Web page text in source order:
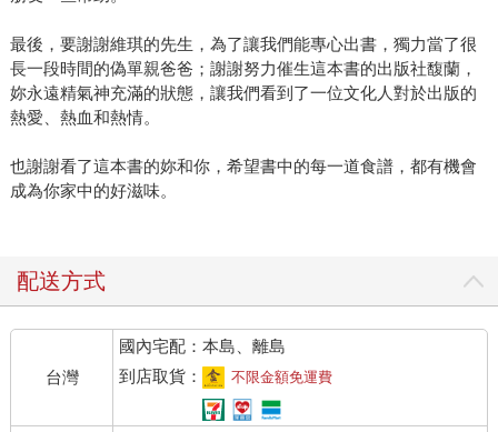
最後，要謝謝維琪的先生，為了讓我們能專心出書，獨力當了很
長一段時間的偽單親爸爸；謝謝努力催生這本書的出版社馥蘭，
妳永遠精氣神充滿的狀態，讓我們看到了一位文化人對於出版的
熱愛、熱血和熱情。
也謝謝看了這本書的妳和你，希望書中的每一道食譜，都有機會
成為你家中的好滋味。
配送方式
台灣
國內宅配：本島、離島
到店取貨：
不限金額免運費